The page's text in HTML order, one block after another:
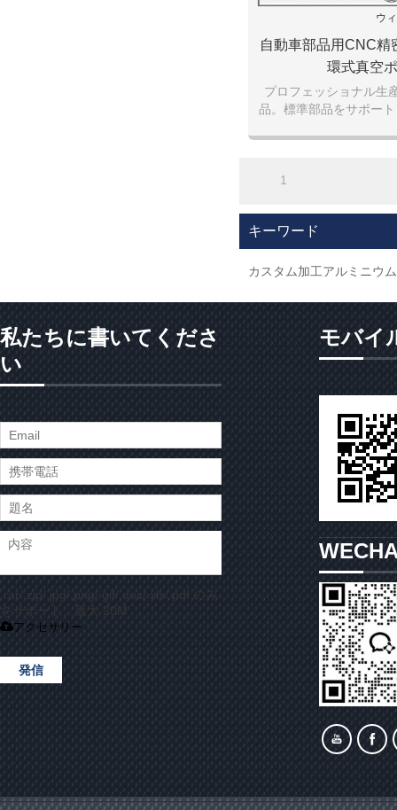
ウ
自動車部品用CNC精
環式真空
プロフェッショナル生
品。標準部品をサポー
1
キーワード
カスタム加工アルミニウ
私たちに書いてくださ
い
.rar/.zip/.jpg/.png/.gif/.doc/.xls/.pdf のみ
をサポート、最大 20M
アクセサリー
発信
モバイ